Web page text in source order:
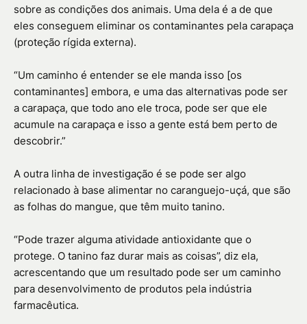
sobre as condições dos animais. Uma dela é a de que
eles conseguem eliminar os contaminantes pela carapaça
(proteção rígida externa).
“Um caminho é entender se ele manda isso [os
contaminantes] embora, e uma das alternativas pode ser
a carapaça, que todo ano ele troca, pode ser que ele
acumule na carapaça e isso a gente está bem perto de
descobrir.”
A outra linha de investigação é se pode ser algo
relacionado à base alimentar no caranguejo-uçá, que são
as folhas do mangue, que têm muito tanino.
“Pode trazer alguma atividade antioxidante que o
protege. O tanino faz durar mais as coisas”, diz ela,
acrescentando que um resultado pode ser um caminho
para desenvolvimento de produtos pela indústria
farmacêutica.